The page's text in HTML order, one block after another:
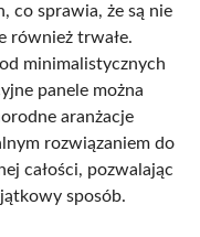
co sprawia, że są nie
również trwałe.
minimalistycznych
panele można
aranżacje
rozwiązaniem do
całości, pozwalając
sposób.